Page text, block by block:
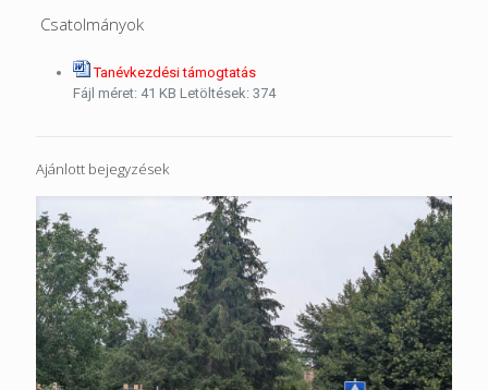
Csatolmányok
Tanévkezdési támogtatás
Fájl méret: 41 KB Letöltések: 374
Ajánlott bejegyzések